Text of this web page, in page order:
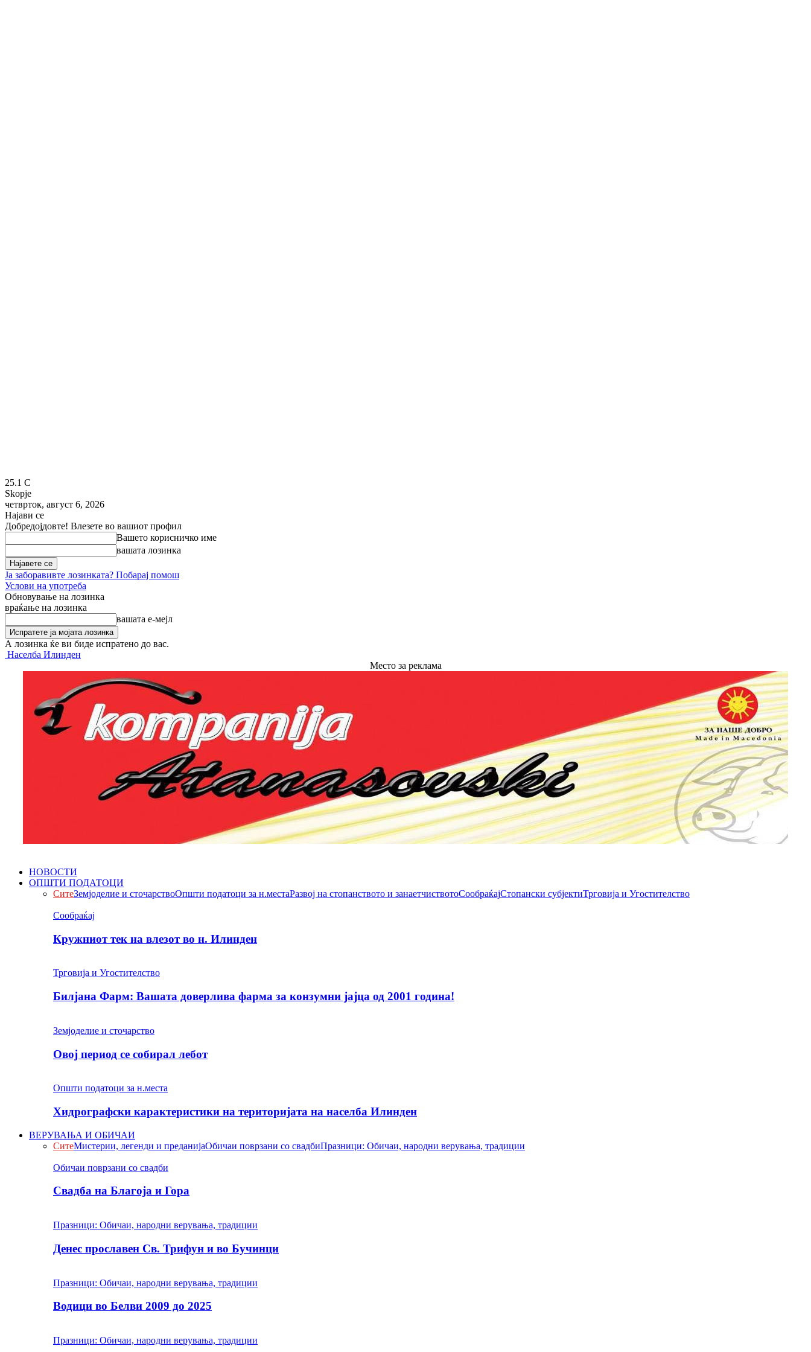
25.1 C
Skopje
четврток, август 6, 2026
Најави се
Добредојдовте! Влезете во вашиот профил
Вашето корисничко име
вашата лозинка
Ја заборавивте лозинката? Побарај помош
Услови на употреба
Обновување на лозинка
враќање на лозинка
вашата е-мејл
А лозинка ќе ви биде испратено до вас.
Населба Илинден
Место за реклама
НОВОСТИ
ОПШТИ ПОДАТОЦИ
СитеЗемјоделие и сточарствоОпшти податоци за н.местаРазвој на стопанството и занаетчиствотоСообраќајСтопански субјектиТрговија и Угостителство
Сообраќај
Кружниот тек на влезот во н. Илинден
Трговија и Угостителство
Билјана Фарм: Вашата доверлива фарма за конзумни јајца од 2001 година!
Земјоделие и сточарство
Овој период се собирал лебот
Општи податоци за н.места
Хидрографски карактеристики на територијата на населба Илинден
ВЕРУВАЊА И ОБИЧАИ
СитеМистерии, легенди и преданијаОбичаи поврзани со свадбиПразници: Обичаи, народни верувања, традиции
Обичаи поврзани со свадби
Свадба на Благоја и Гора
Празници: Обичаи, народни верувања, традиции
Денес прославен Св. Трифун и во Бучинци
Празници: Обичаи, народни верувања, традиции
Водици во Белви 2009 до 2025
Празници: Обичаи, народни верувања, традиции